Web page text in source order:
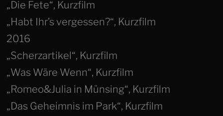
„Die Fete“, Kurzfilm
„Habt Ihr’s vergessen?“, Kurzfilm
2016
„Scherzartikel“, Kurzfilm
„Was Wäre Wenn“, Kurzfilm
„Romeo&Julia in Münsing“, Kurzfilm
„Das Geheimnis im Park“, Kurzfilm